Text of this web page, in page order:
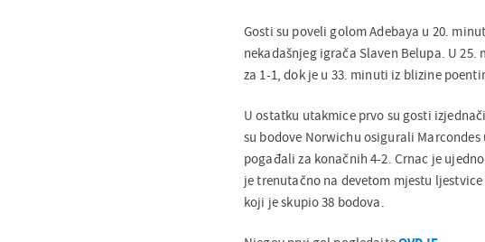
Gosti su poveli golom Adebaya u 20.
nekadašnjeg igrača Slaven Belupa. U
za 1-1, dok je u 33. minuti iz blizine
U ostatku utakmice prvo su gosti
su bodove Norwichu osigurali
pogađali za konačnih 4-2. Crnac je
je trenutačno na devetom mjestu
koji je skupio 38 bodova.